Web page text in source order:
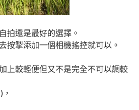
拍還是最好的選擇。
按掣添加一個相機搖控就可以。
上較輕便但又不是完全不可以調較